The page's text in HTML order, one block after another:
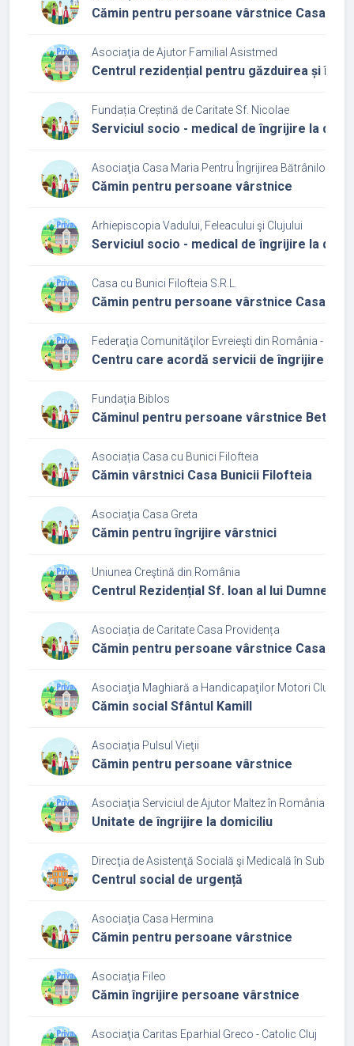
Cămin pentru persoane vârstnice Casa
Asociaţia de Ajutor Familial Asistmed
Centrul rezidențial pentru găzduirea și
Fundația Creștină de Caritate Sf. Nicolae
Serviciul socio - medical de îngrijire la
Asociaţia Casa Maria Pentru Îngrijirea Bătrânilor
Cămin pentru persoane vârstnice
Arhiepiscopia Vadului, Feleacului şi Clujului
Serviciul socio - medical de îngrijire la
Casa cu Bunici Filofteia S.R.L.
Cămin pentru persoane vârstnice Casa cu
Federaţia Comunităţilor Evreieşti din România -
Centru care acordă servicii de îngrijire și
Fundaţia Biblos
Căminul pentru persoane vârstnice
Asociația Casa cu Bunici Filofteia
Cămin vârstnici Casa Bunicii Filofteia
Asociaţia Casa Greta
Cămin pentru îngrijire vârstnici
Uniunea Creştină din România
Centrul Rezidențial Sf. Ioan al lui
Asociația de Caritate Casa Providența
Cămin pentru persoane vârstnice Casa
Asociaţia Maghiară a Handicapaţilor Motori Cluj
Cămin social Sfântul Kamill
Asociaţia Pulsul Vieţii
Cămin pentru persoane vârstnice
Asociaţia Serviciul de Ajutor Maltez în România
Unitate de îngrijire la domiciliu
Direcţia de Asistenţă Socială şi Medicală în
Centrul social de urgență
Asociaţia Casa Hermina
Cămin pentru persoane vârstnice
Asociaţia Fileo
Cămin îngrijire persoane vârstnice
Asociaţia Caritas Eparhial Greco - Catolic Cluj